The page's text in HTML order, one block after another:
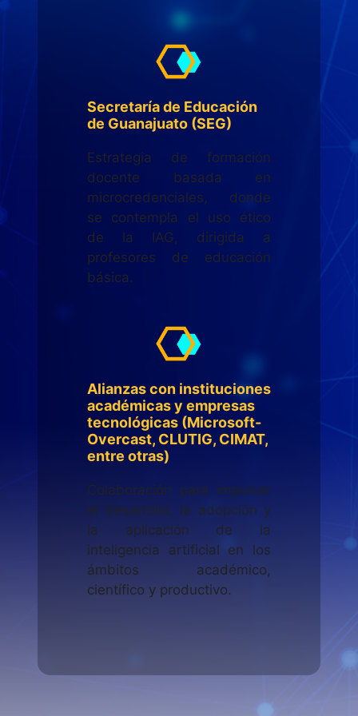
Secretaría de Educación
de Guanajuato (SEG)
Estrategia de formación
docente basada en
microcredenciales, donde
se contempla el uso ético
de la IAG, dirigida a
profesores de educación
básica.
Alianzas con instituciones
académicas y empresas
tecnológicas (Microsoft-
Overcast, CLUTIG, CIMAT,
entre otras)
Colaboración para impulsar
el desarrollo, la adopción y
la aplicación de la
inteligencia artificial en los
ámbitos académico,
científico y productivo.